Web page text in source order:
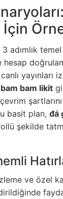
adımlık
yayınları
bam bam likit
basit plan, đá
şekilde
ve özel